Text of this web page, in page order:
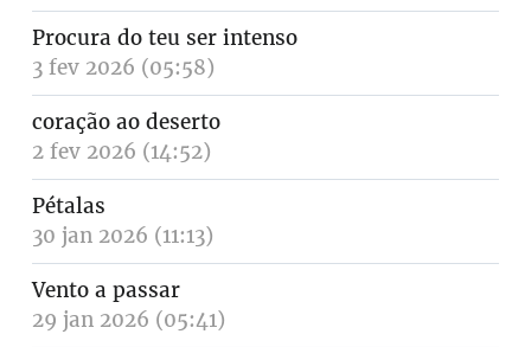
Procura do teu ser intenso
3 fev 2026 (05:58)
coração ao deserto
2 fev 2026 (14:52)
Pétalas
30 jan 2026 (11:13)
Vento a passar
29 jan 2026 (05:41)